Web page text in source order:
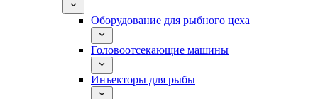
Оборудование для рыбного цеха
Головоотсекающие машины
Инъекторы для рыбы